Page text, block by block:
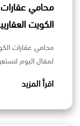
الكويت
محامي عقارات
لمقال اليوم
اقرأ المزيد